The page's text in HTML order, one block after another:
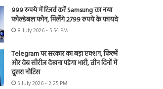
999 रुपये में रिजर्व करें Samsung का नया
फोल्डेबल फोन, मिलेंगे 2799 रुपये के फायदे
8 July 2026 - 5:54 PM
Telegram पर सरकार का बड़ा एक्शन, फिल्में
और वेब सीरीज देखना पड़ेगा भारी, तीन दिनों में
दूसरा नोटिस
5 July 2026 - 2:25 PM